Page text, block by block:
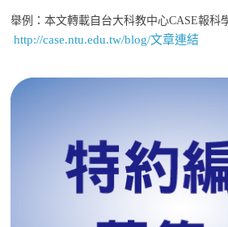
舉例：本文轉載自台大科教中心CASE報科
http://case.ntu.edu.tw/blog/文章連結